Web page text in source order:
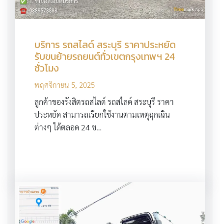
บริการ รถสไลด์ สระบุรี ราคาประหยัด
รับขนย้ายรถยนต์ทั่วเขตกรุงเทพฯ 24
ชั่วโมง
พฤศจิกายน 5, 2025
ลูกค้าของรังสิตรถสไลด์ รถสไลด์ สระบุรี ราคา
ประหยัด สามารถเรียกใช้งานตามเหตุฉุกเฉิน
ต่างๆ ได้ตลอด 24 ช…